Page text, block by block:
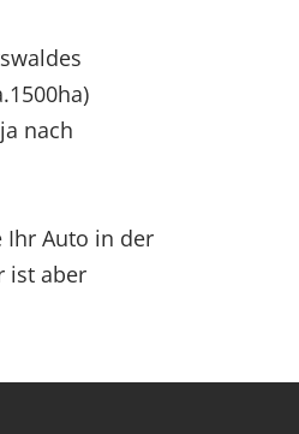
nach
Ihr Auto in der
ist aber